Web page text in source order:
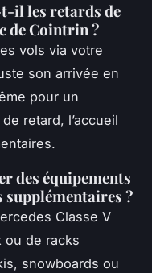
il les retards de
de Cointrin ?
vols via votre
son arrivée en
pour un
retard, l’accueil
des équipements
?
Classe V
ou de racks
snowboards ou